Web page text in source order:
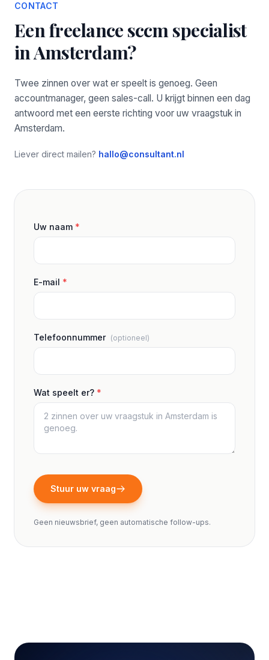
CONTACT
Een freelance sccm specialist
in Amsterdam?
Twee zinnen over wat er speelt is genoeg. Geen
accountmanager, geen sales-call. U krijgt binnen een dag
antwoord met een eerste richting voor uw vraagstuk in
Amsterdam.
Liever direct mailen? hallo@consultant.nl
Uw naam *
E-mail *
Telefoonnummer (optioneel)
Wat speelt er? *
Stuur uw vraag
Geen nieuwsbrief, geen automatische follow-ups.